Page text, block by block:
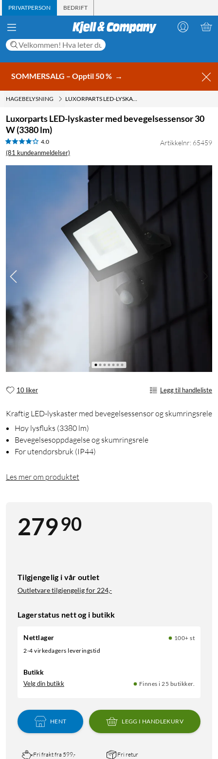
PRIVATPERSON BEDRIFT
SOMMERSALG – Opptil 50 % →
HAGEBELYSNING LUXORPARTS LED-LYSKASTER MED BEVEGELSESSENSOR 30 W (3380 LM)
Luxorparts LED-lyskaster med bevegelsessensor 30
W (3380 lm)
4.0
(81 kundeanmeldelser)
Artikkelnr: 65459
10 liker Legg til handleliste
Kraftig LED-lyskaster med bevegelsessensor og skumringsrele
Høy lysfluks (3380 lm)
Bevegelsesoppdagelse og skumringsrele
For utendørsbruk (IP44)
Les mer om produktet
27990
Tilgjengelig i vår outlet
Outletvare tilgjengelig for224,-
Lagerstatus nett og i butikk
Nettlager
100+ st
2-4 virkedagers leveringstid
Butikk
Velg din butikk Finnes i 25 butikker.
HENT LEGG I HANDLEKURV
Fri frakt fra 599,- Fri retur